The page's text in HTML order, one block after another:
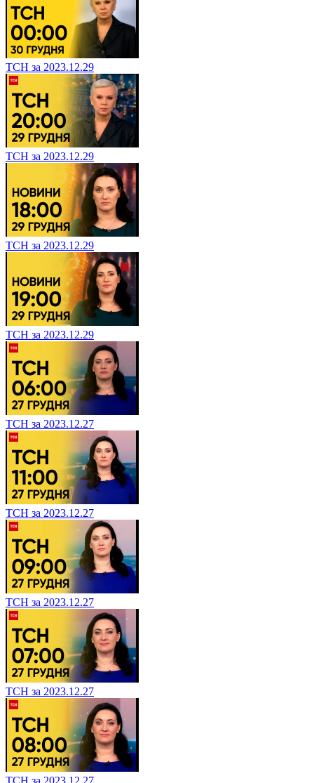
ТСН за 2023.12.29
ТСН за 2023.12.29
ТСН за 2023.12.29
ТСН за 2023.12.29
ТСН за 2023.12.27
ТСН за 2023.12.27
ТСН за 2023.12.27
ТСН за 2023.12.27
ТСН за 2023.12.27